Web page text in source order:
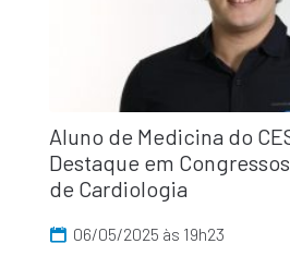
Aluno de Medicina do
Destaque em
de Cardiologia
06/05/2025 às 19h23